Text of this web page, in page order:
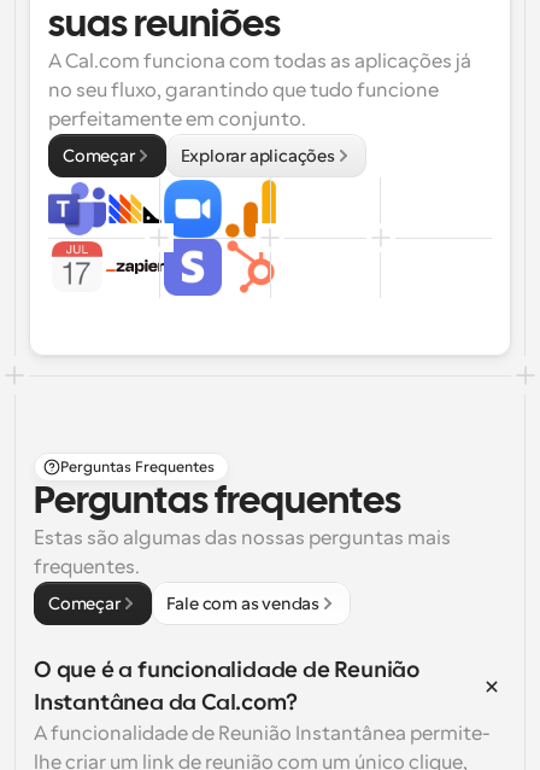
suas reuniões
A Cal.com funciona com todas as aplicações já
no seu fluxo, garantindo que tudo funcione
perfeitamente em conjunto.
Começar Explorar aplicações
Perguntas Frequentes
Perguntas frequentes
Estas são algumas das nossas perguntas mais
frequentes.
Começar Fale com as vendas
O que é a funcionalidade de Reunião
Instantânea da Cal.com?
A funcionalidade de Reunião Instantânea permite-
lhe criar um link de reunião com um único clique,